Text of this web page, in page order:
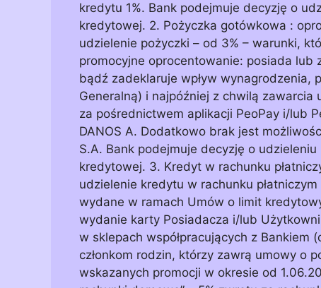
kredytu 1%. Bank podejmuje decyzję o
kredytowej. 2. Pożyczka gotówkowa :
udzielenie pożyczki – od 3% – warunki,
promocyjne oprocentowanie: posiada lub
bądź zadeklaruje wpływ wynagrodzenia,
Generalną) i najpóźniej z chwilą
za pośrednictwem aplikacji PeoPay i/lub
DANOS A. Dodatkowo brak jest
S.A. Bank podejmuje decyzję o
kredytowej. 3. Kredyt w rachunku
udzielenie kredytu w rachunku
wydane w ramach Umów o limit
wydanie karty Posiadacza i/lub
w sklepach współpracujących z Bankiem
członkom rodzin, którzy zawrą umowy o
wskazanych promocji w okresie od